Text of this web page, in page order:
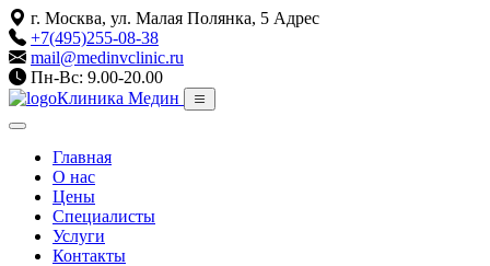
г. Москва, ул. Малая Полянка, 5 Адрес
+7(495)255-08-38
mail@medinvclinic.ru
Пн-Вс: 9.00-20.00
Клиника Медин
Главная
О нас
Цены
Специалисты
Услуги
Контакты